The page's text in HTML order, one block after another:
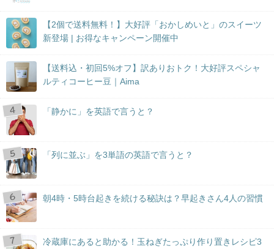
【2個で送料無料！】大好評「おかしめいと」のスイーツ
新登場 | お得なキャンペーン開催中
【送料込・初回5%オフ】訳ありおトク！大好評スペシャ
ルティコーヒー豆｜Aima
「静かに」を英語で言うと？
「列に並ぶ」を3単語の英語で言うと？
朝4時・5時台起きを続ける秘訣は？早起きさん4人の習慣
冷蔵庫にあると助かる！玉ねぎたっぷり作り置きレシピ3